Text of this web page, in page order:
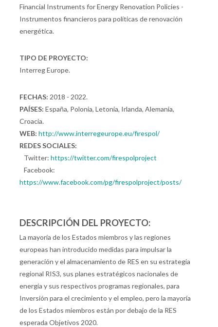
Financial Instruments for Energy Renovation Policies -
Instrumentos financieros para políticas de renovación
energética.
TIPO DE PROYECTO:
Interreg Europe.
FECHAS: 2018 - 2022.
PAÍSES: España, Polonia, Letonia, Irlanda, Alemania,
Croacia.
WEB: http://www.interregeurope.eu/firespol/
REDES SOCIALES:
Twitter: https://twitter.com/firespolproject
Facebook:
https://www.facebook.com/pg/firespolproject/posts/
DESCRIPCIÓN DEL PROYECTO:
La mayoría de los Estados miembros y las regiones
europeas han introducido medidas para impulsar la
generación y el almacenamiento de RES en su estrategia
regional RIS3, sus planes estratégicos nacionales de
energía y sus respectivos programas regionales, para
Inversión para el crecimiento y el empleo, pero la mayoría
de los Estados miembros están por debajo de la RES
esperada Objetivos 2020.